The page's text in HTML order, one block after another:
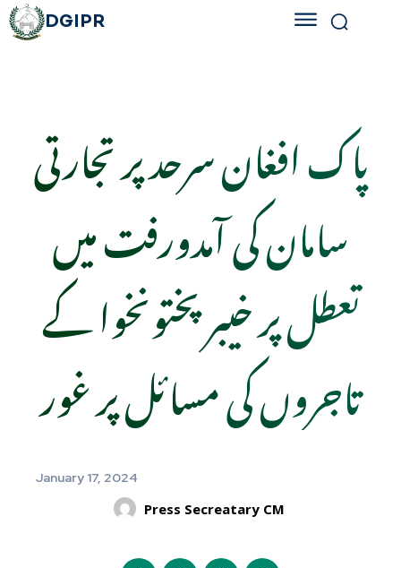
DGIPR
پاک افغان سرحد پر تجارتی
سامان کی آمدورفت میں
تعطل پر خیبر پختونخوا کے
تاجروں کی مسائل پر غور
January 17, 2024
Press Secreatary CM